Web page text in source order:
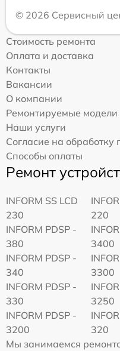
© 2026 Сервисный
Стоимость ремонта
Оплата и доставка
Контакты
Вакансии
О компании
Ремонтируемые модели
Наши услуги
Согласие на
Способы оплаты
Ремонт
INFORM SS LCD
230
220
INFORM PDSP -
380
3400
INFORM PDSP -
340
3300
INFORM PDSP -
330
3250
INFORM PDSP -
3200
320
Мы занимаемся